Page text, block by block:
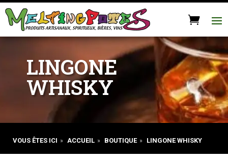
LINGONE
WHISKY
VOUS ÊTES ICI » ACCUEIL » BOUTIQUE » LINGONE WHISKY